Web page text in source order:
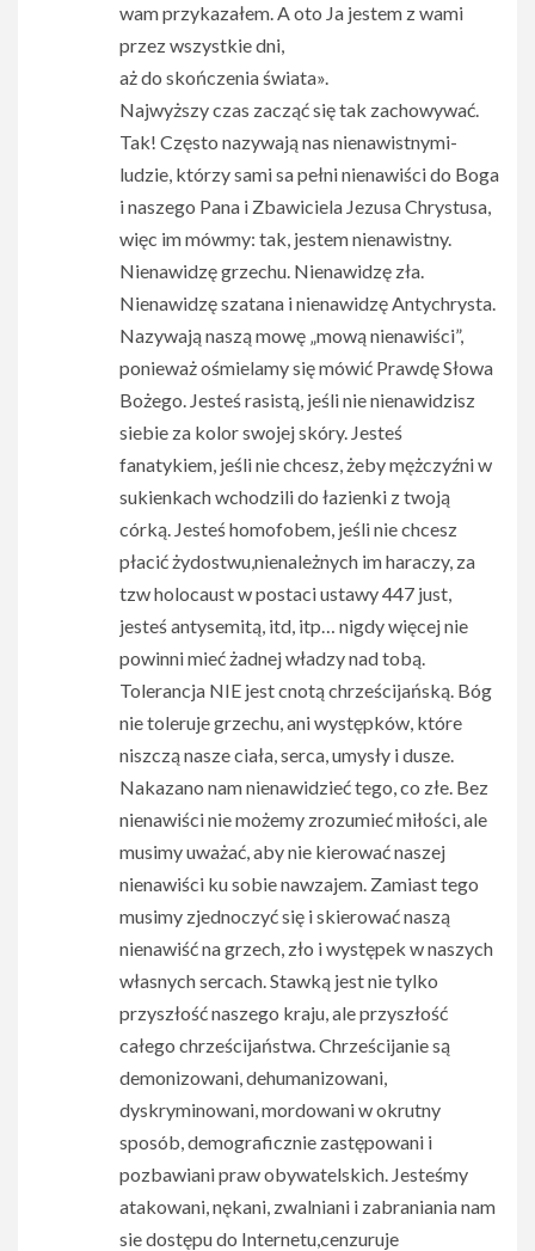
wam przykazałem. A oto Ja jestem z wami
przez wszystkie dni,
aż do skończenia świata».
Najwyższy czas zacząć się tak zachowywać.
Tak! Często nazywają nas nienawistnymi-
ludzie, którzy sami sa pełni nienawiści do Boga
i naszego Pana i Zbawiciela Jezusa Chrystusa,
więc im mówmy: tak, jestem nienawistny.
Nienawidzę grzechu. Nienawidzę zła.
Nienawidzę szatana i nienawidzę Antychrysta.
Nazywają naszą mowę „mową nienawiści”,
ponieważ ośmielamy się mówić Prawdę Słowa
Bożego. Jesteś rasistą, jeśli nie nienawidzisz
siebie za kolor swojej skóry. Jesteś
fanatykiem, jeśli nie chcesz, żeby mężczyźni w
sukienkach wchodzili do łazienki z twoją
córką. Jesteś homofobem, jeśli nie chcesz
płacić żydostwu,nienależnych im haraczy, za
tzw holocaust w postaci ustawy 447 just,
jesteś antysemitą, itd, itp… nigdy więcej nie
powinni mieć żadnej władzy nad tobą.
Tolerancja NIE jest cnotą chrześcijańską. Bóg
nie toleruje grzechu, ani występków, które
niszczą nasze ciała, serca, umysły i dusze.
Nakazano nam nienawidzieć tego, co złe. Bez
nienawiści nie możemy zrozumieć miłości, ale
musimy uważać, aby nie kierować naszej
nienawiści ku sobie nawzajem. Zamiast tego
musimy zjednoczyć się i skierować naszą
nienawiść na grzech, zło i występek w naszych
własnych sercach. Stawką jest nie tylko
przyszłość naszego kraju, ale przyszłość
całego chrześcijaństwa. Chrześcijanie są
demonizowani, dehumanizowani,
dyskryminowani, mordowani w okrutny
sposób, demograficznie zastępowani i
pozbawiani praw obywatelskich. Jesteśmy
atakowani, nękani, zwalniani i zabraniania nam
sie dostępu do Internetu,cenzuruje